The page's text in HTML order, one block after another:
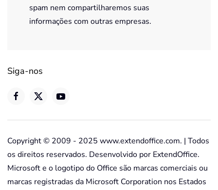
spam nem compartilharemos suas
informações com outras empresas.
Siga-nos
Copyright © 2009 - 2025 www.extendoffice.com. | Todos
os direitos reservados. Desenvolvido por ExtendOffice.
Microsoft e o logotipo do Office são marcas comerciais ou
marcas registradas da Microsoft Corporation nos Estados